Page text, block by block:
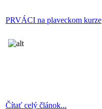
PRVÁCI na plaveckom kurze
Čítať celý článok...